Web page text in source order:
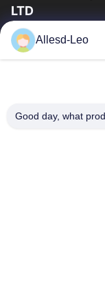
LTD
Pengalaman 16
produk ESD &
Rumah
Allesd-Leo
Good day, what